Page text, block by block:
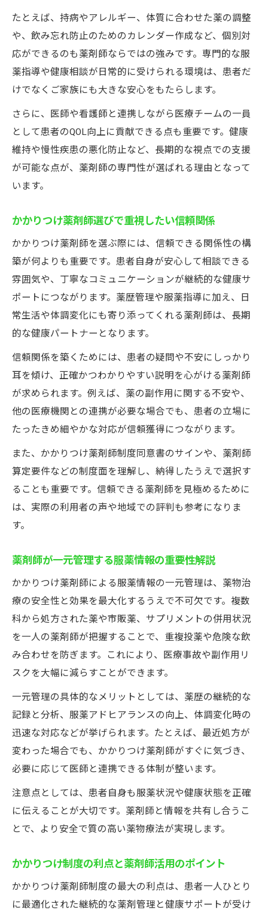
かかりつけ薬剤師が生活習慣病対策で果た
薬剤師の知識で副作用や相互作用を予防す
る方法
薬の重複や副作用相談ならかかりつけが安心
かかりつけ薬剤師が薬の重複を防ぐ仕組み
は
かかりつけ薬剤師が副作用リスクを低減す
る理由
薬の飲み残しや市販薬併用時の薬剤師サポ
ート
かかりつけ薬剤師制度の副作用対策のメリ
ット
かかりつけ薬剤師との長期パートナーがもたら
す安心感
かかりつけ薬剤師との信頼関係が健康を支
える理由
薬剤師がもたらす長期サポートの安心メリ
ット
かかりつけ薬剤師と築くパートナーシップ
の意義
薬剤師の継続的なフォローがもたらす健康
力
たとえば、持病やアレルギー、体質に合わせた薬の調整
や、飲み忘れ防止のためのカレンダー作成など、個別対
応ができるのも薬剤師ならではの強みです。専門的な服
薬指導や健康相談が日常的に受けられる環境は、患者だ
けでなくご家族にも大きな安心をもたらします。
さらに、医師や看護師と連携しながら医療チームの一員
として患者のQOL向上に貢献できる点も重要です。健康
維持や慢性疾患の悪化防止など、長期的な視点での支援
が可能な点が、薬剤師の専門性が選ばれる理由となって
います。
かかりつけ薬剤師選びで重視したい信頼関係
かかりつけ薬剤師を選ぶ際には、信頼できる関係性の構
築が何よりも重要です。患者自身が安心して相談できる
雰囲気や、丁寧なコミュニケーションが継続的な健康サ
ポートにつながります。薬歴管理や服薬指導に加え、日
常生活や体調変化にも寄り添ってくれる薬剤師は、長期
的な健康パートナーとなります。
信頼関係を築くためには、患者の疑問や不安にしっかり
耳を傾け、正確かつわかりやすい説明を心がける薬剤師
が求められます。例えば、薬の副作用に関する不安や、
他の医療機関との連携が必要な場合でも、患者の立場に
たったきめ細やかな対応が信頼獲得につながります。
また、かかりつけ薬剤師制度同意書のサインや、薬剤師
算定要件などの制度面を理解し、納得したうえで選択す
ることも重要です。信頼できる薬剤師を見極めるために
は、実際の利用者の声や地域での評判も参考になりま
す。
薬剤師が一元管理する服薬情報の重要性解説
かかりつけ薬剤師による服薬情報の一元管理は、薬物治
療の安全性と効果を最大化するうえで不可欠です。複数
科から処方された薬や市販薬、サプリメントの併用状況
を一人の薬剤師が把握することで、重複投薬や危険な飲
み合わせを防ぎます。これにより、医療事故や副作用リ
スクを大幅に減らすことができます。
一元管理の具体的なメリットとしては、薬歴の継続的な
記録と分析、服薬アドヒアランスの向上、体調変化時の
迅速な対応などが挙げられます。たとえば、最近処方が
変わった場合でも、かかりつけ薬剤師がすぐに気づき、
必要に応じて医師と連携できる体制が整います。
注意点としては、患者自身も服薬状況や健康状態を正確
に伝えることが大切です。薬剤師と情報を共有し合うこ
とで、より安全で質の高い薬物療法が実現します。
かかりつけ制度の利点と薬剤師活用のポイント
かかりつけ薬剤師制度の最大の利点は、患者一人ひとり
に最適化された継続的な薬剤管理と健康サポートが受け